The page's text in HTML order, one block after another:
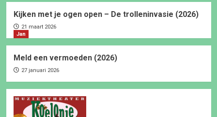
Kijken met je ogen open – De trolleninvasie (2026)
21 maart 2026
Jan
Meld een vermoeden (2026)
27 januari 2026